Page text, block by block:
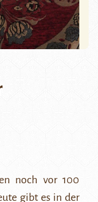
noch vor 100
gibt es in der